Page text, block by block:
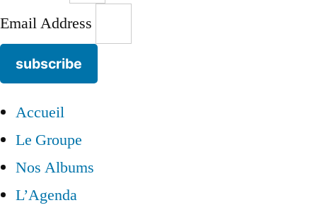
Email Address
subscribe
Accueil
Le Groupe
Nos Albums
L’Agenda